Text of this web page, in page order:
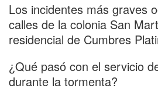
Los incidentes más graves
calles de la colonia San
residencial de Cumbres
¿Qué pasó con el servicio
durante la tormenta?